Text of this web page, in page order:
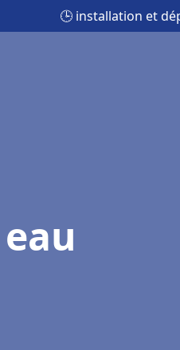
🕒 installation et